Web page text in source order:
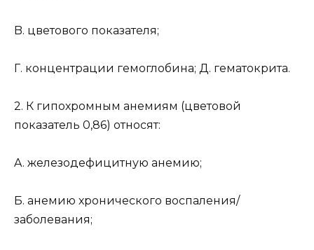
B. цветового показателя;
Г. концентрации гемоглобина; Д. гематокрита.
2. К гипохромным анемиям (цветовой
показатель 0,86) относят:
A. железодефицитную анемию;
Б. анемию хронического воспаления/
заболевания;